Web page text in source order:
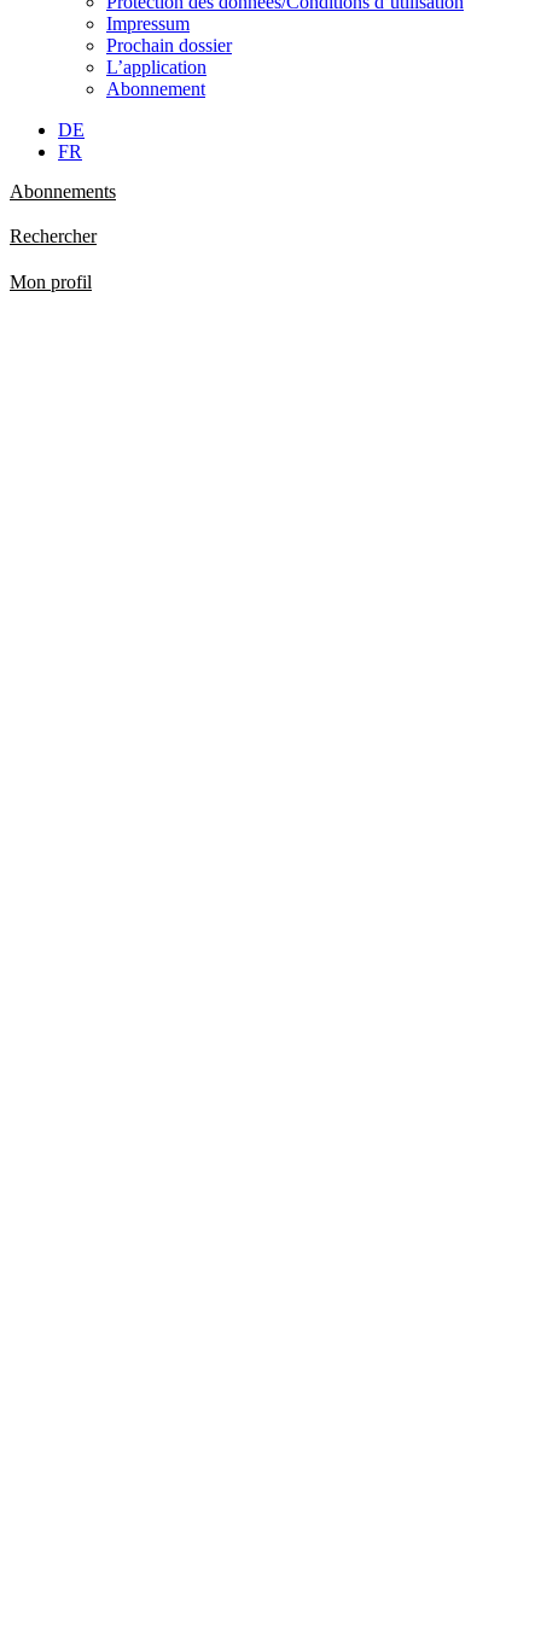
Impressum
Prochain dossier
L’application
Abonnement
DE
FR
Abonnements
Rechercher
Mon profil